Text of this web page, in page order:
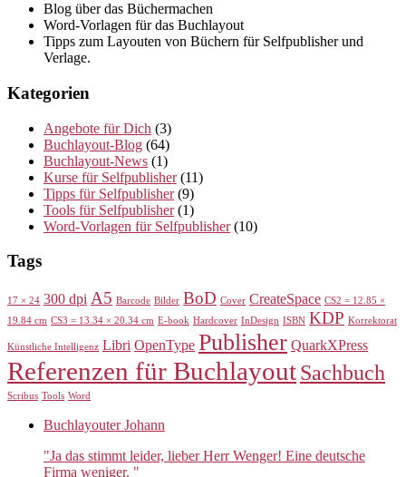
Blog über das Büchermachen
Word-Vorlagen für das Buchlayout
Tipps zum Layouten von Büchern für Selfpublisher und
Verlage.
Kategorien
Angebote für Dich (3)
Buchlayout-Blog (64)
Buchlayout-News (1)
Kurse für Selfpublisher(11)
Tipps für Selfpublisher(9)
Tools für Selfpublisher(1)
Word-Vorlagen für Selfpublisher(10)
Tags
17 × 24 300 dpi A5 Barcode Bilder BoD Cover CreateSpace CS2 = 12.85 ×
19.84 cm CS3 = 13.34 × 20.34 cm E-book Hardcover InDesign ISBN KDP Korrektorat
Künstliche Intelligenz Libri OpenType Publisher QuarkXPress
Referenzen für BuchlayoutSachbuch
Scribus Tools Word
Buchlayouter Johann
"Ja das stimmt leider, lieber Herr Wenger! Eine deutsche
Firma weniger. "